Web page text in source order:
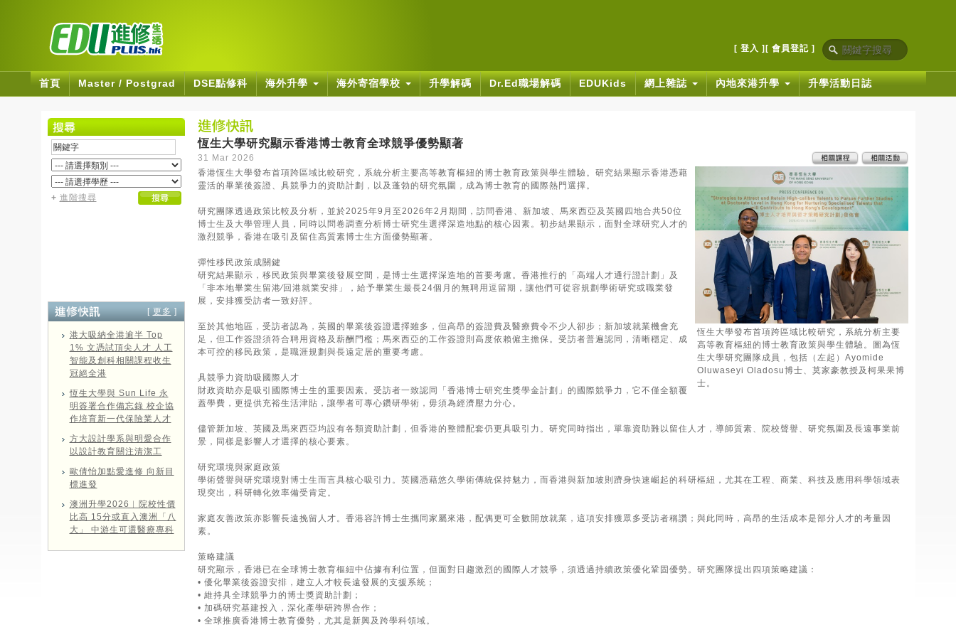
[ 登入 ] [ 會員登記 ]
首頁 Master / Postgrad DSE點修科 海外升學 海外寄宿學校 升學解碼 Dr.Ed職場解碼 EDUKids 網上雜誌 內地來港升學 升學活動日誌
+ 進階搜尋
[ 更多 ]
港大吸納全港逾半 Top
1% 文憑試頂尖人才 人工
智能及創科相關課程收生
冠絕全港
恆生大學與 Sun Life 永
明簽署合作備忘錄 校企協
作培育新一代保險業人才
方大設計學系與明愛合作
以設計教育關注清潔工
歐倩怡加點愛進修 向新目
標進發
澳洲升學2026︱院校性價
比高 15分或直入澳洲「八
大」 中游生可選醫療專科
恆生大學研究顯示香港博士教育全球競爭優勢顯著
31 Mar 2026
恆生大學發布首項跨區域比較研究，系統分析主要
高等教育樞紐的博士教育政策與學生體驗。圖為恆
生大學研究團隊成員，包括（左起）Ayomide
Oluwaseyi Oladosu博士、莫家豪教授及柯果果博
士。
香港恆生大學發布首項跨區域比較研究，系統分析主要高等教育樞紐的博士教育政策與學生體驗。研究結果顯示香港憑藉
靈活的畢業後簽證、具競爭力的資助計劃，以及蓬勃的研究氛圍，成為博士教育的國際熱門選擇。
研究團隊透過政策比較及分析，並於2025年9月至2026年2月期間，訪問香港、新加坡、馬來西亞及英國四地合共50位
博士生及大學管理人員，同時以問卷調查分析博士研究生選擇深造地點的核心因素。初步結果顯示，面對全球研究人才的
激烈競爭，香港在吸引及留住高質素博士生方面優勢顯著。
彈性移民政策成關鍵
研究結果顯示，移民政策與畢業後發展空間，是博士生選擇深造地的首要考慮。香港推行的「高端人才通行證計劃」及
「非本地畢業生留港∕回港就業安排」，給予畢業生最長24個月的無聘用逗留期，讓他們可從容規劃學術研究或職業發
展，安排獲受訪者一致好評。
至於其他地區，受訪者認為，英國的畢業後簽證選擇雖多，但高昂的簽證費及醫療費令不少人卻步；新加坡就業機會充
足，但工作簽證須符合聘用資格及薪酬門檻；馬來西亞的工作簽證則高度依賴僱主擔保。受訪者普遍認同，清晰穩定、成
本可控的移民政策，是職涯規劃與長遠定居的重要考慮。
具競爭力資助吸國際人才
財政資助亦是吸引國際博士生的重要因素。受訪者一致認同「香港博士研究生獎學金計劃」的國際競爭力，它不僅全額覆
蓋學費，更提供充裕生活津貼，讓學者可專心鑽研學術，毋須為經濟壓力分心。
儘管新加坡、英國及馬來西亞均設有各類資助計劃，但香港的整體配套仍更具吸引力。研究同時指出，單靠資助難以留住人才，導師質素、院校聲譽、研究氛圍及長遠事業前
景，同樣是影響人才選擇的核心要素。
研究環境與家庭政策
學術聲譽與研究環境對博士生而言具核心吸引力。英國憑藉悠久學術傳統保持魅力，而香港與新加坡則躋身快速崛起的科研樞紐，尤其在工程、商業、科技及應用科學領域表
現突出，科研轉化效率備受肯定。
家庭友善政策亦影響長遠挽留人才。香港容許博士生攜同家屬來港，配偶更可全數開放就業，這項安排獲眾多受訪者稱讚；與此同時，高昂的生活成本是部分人才的考量因
素。
策略建議
研究顯示，香港已在全球博士教育樞紐中佔據有利位置，但面對日趨激烈的國際人才競爭，須透過持續政策優化鞏固優勢。研究團隊提出四項策略建議：
• 優化畢業後簽證安排，建立人才較長遠發展的支援系統；
• 維持具全球競爭力的博士獎資助計劃；
• 加碼研究基建投入，深化產學研跨界合作；
• 全球推廣香港博士教育優勢，尤其是新興及跨學科領域。